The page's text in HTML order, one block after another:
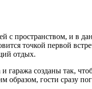
с пространством, и в
точкой первой
отдых.
и гаража созданы так,
образом, гости сразу